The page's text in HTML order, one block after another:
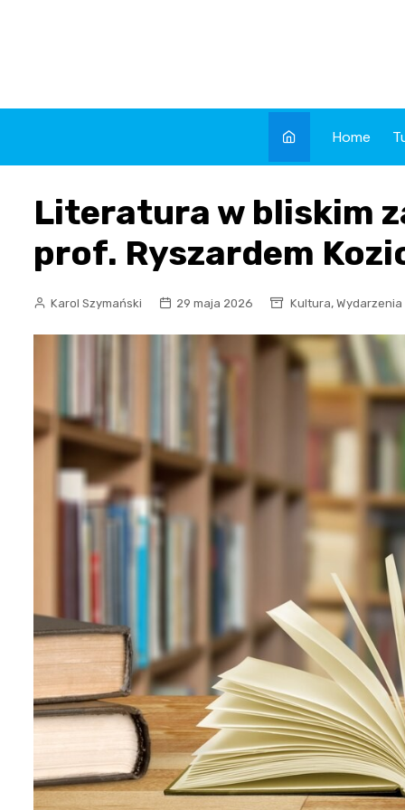
Home
Literatura w bliskim
prof. Ryszardem
Karol Szymański 29 maja 2026 Kultura, Wydarzenia